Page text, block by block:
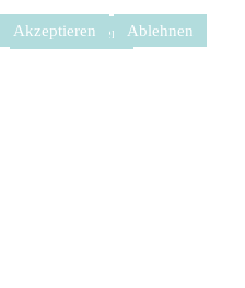
Mehr erfahren
Akzeptieren Ablehnen